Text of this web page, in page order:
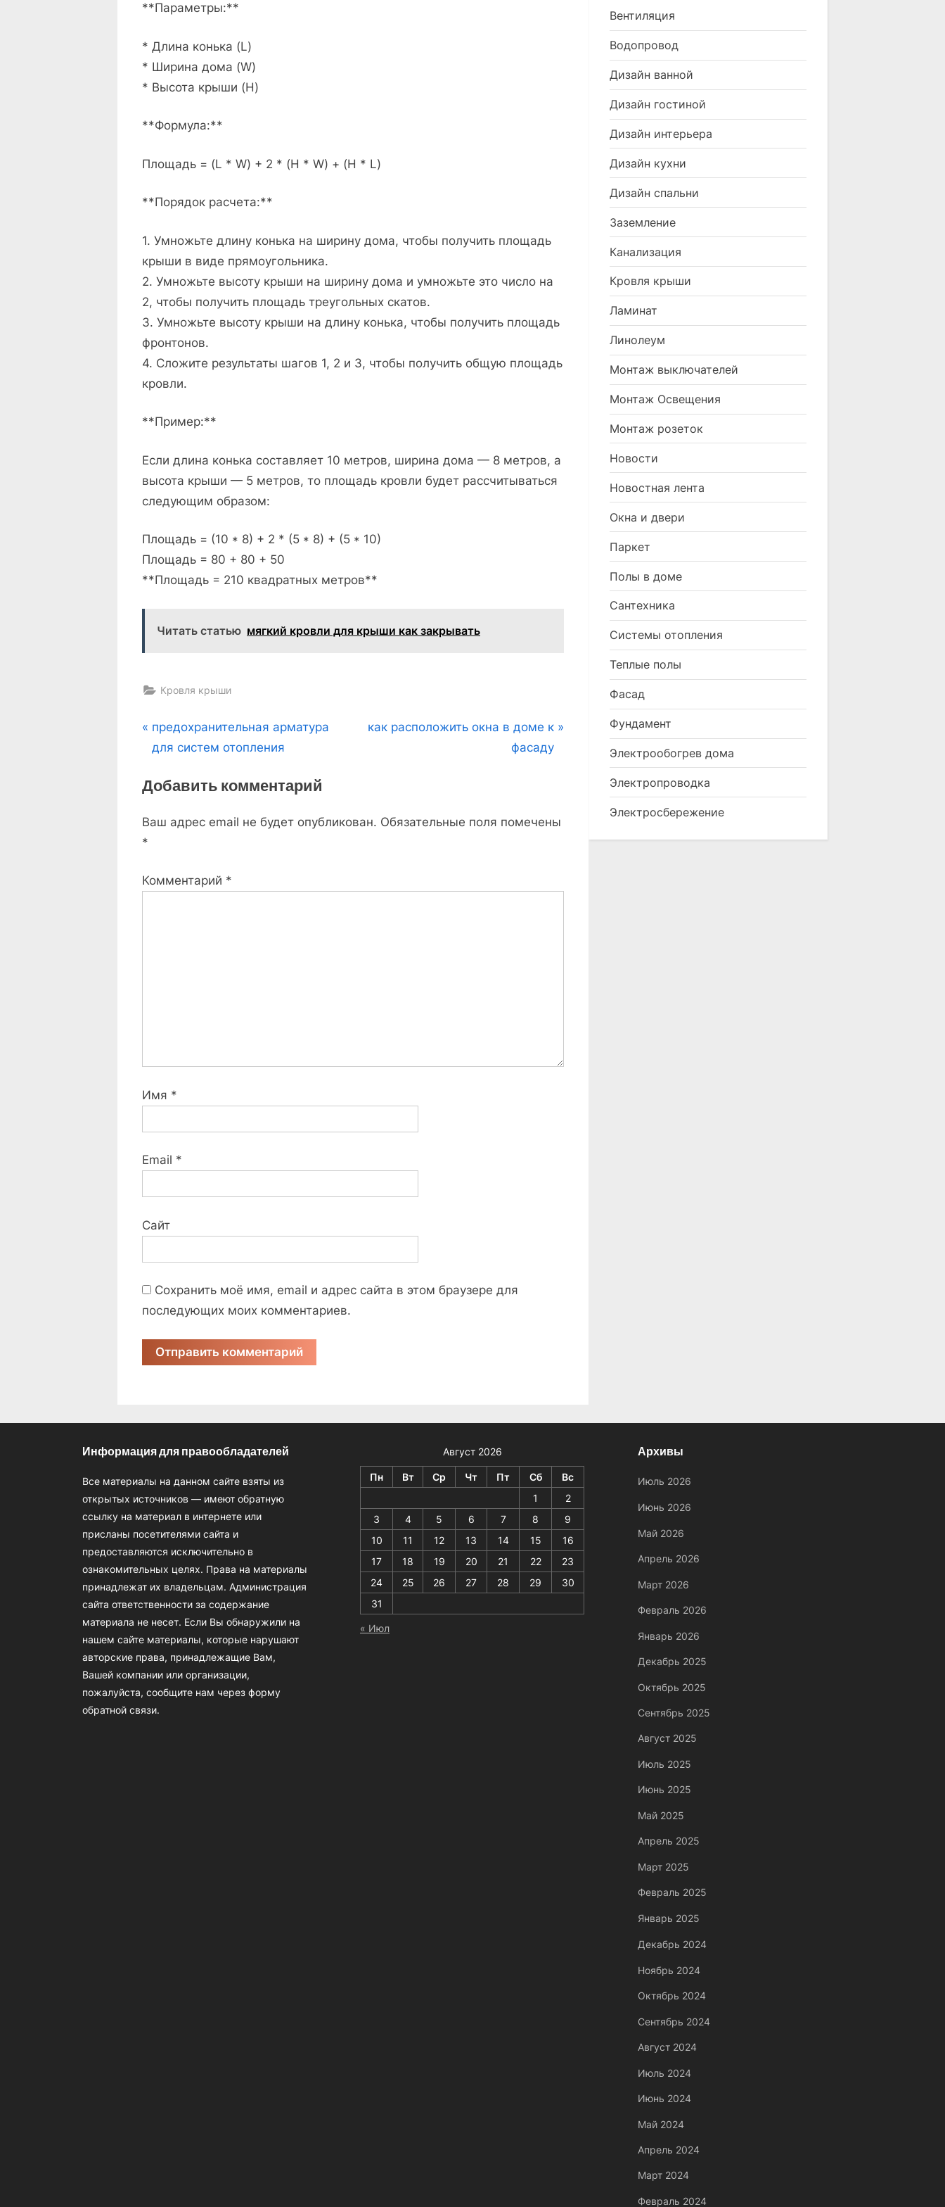
**Параметры:**
* Длина конька (L)
* Ширина дома (W)
* Высота крыши (H)
**Формула:**
Площадь = (L * W) + 2 * (H * W) + (H * L)
**Порядок расчета:**
1. Умножьте длину конька на ширину дома, чтобы получить площадь
крыши в виде прямоугольника.
2. Умножьте высоту крыши на ширину дома и умножьте это число на
2, чтобы получить площадь треугольных скатов.
3. Умножьте высоту крыши на длину конька, чтобы получить площадь
фронтонов.
4. Сложите результаты шагов 1, 2 и 3, чтобы получить общую площадь
кровли.
**Пример:**
Если длина конька составляет 10 метров, ширина дома — 8 метров, а
высота крыши — 5 метров, то площадь кровли будет рассчитываться
следующим образом:
Площадь = (10 * 8) + 2 * (5 * 8) + (5 * 10)
Площадь = 80 + 80 + 50
**Площадь = 210 квадратных метров**
Читать статью мягкий кровли для крыши как закрывать
Кровля крыши
Навигация
записям
P
r
v
o
P
предохранительная арматура
для систем отопления
N
o
:
как расположить окна в доме к
фасаду
Добавить комментарий
Ваш адрес email не будет опубликован. Обязательные поля помечены
*
Комментарий *
Имя *
Email *
Сайт
Сохранить моё имя, email и адрес сайта в этом браузере для
последующих моих комментариев.
Вентиляция
Водопровод
Дизайн ванной
Дизайн гостиной
Дизайн интерьера
Дизайн кухни
Дизайн спальни
Заземление
Канализация
Кровля крыши
Ламинат
Линолеум
Монтаж выключателей
Монтаж Освещения
Монтаж розеток
Новости
Новостная лента
Окна и двери
Паркет
Полы в доме
Сантехника
Системы отопления
Теплые полы
Фасад
Фундамент
Электрообогрев дома
Электропроводка
Электросбережение
Информация для правообладателей
Все материалы на данном сайте взяты из
открытых источников — имеют обратную
ссылку на материал в интернете или
присланы посетителями сайта и
предоставляются исключительно в
ознакомительных целях. Права на материалы
принадлежат их владельцам. Администрация
сайта ответственности за содержание
материала не несет. Если Вы обнаружили на
нашем сайте материалы, которые нарушают
авторские права, принадлежащие Вам,
Вашей компании или организации,
пожалуйста, сообщите нам через форму
обратной связи.
Август 2026
Пн Вт Ср Чт Пт Сб
Вс
1
2
3
4 5 6 7 8
9
10
11 12 13 14 15
16
17
18 19 20 21 22
23
24
25 26 27 28 29
30
31
« Июл
Архивы
Июль 2026
Июнь 2026
Май 2026
Апрель 2026
Март 2026
Февраль 2026
Январь 2026
Декабрь 2025
Октябрь 2025
Сентябрь 2025
Август 2025
Июль 2025
Июнь 2025
Май 2025
Апрель 2025
Март 2025
Февраль 2025
Январь 2025
Декабрь 2024
Ноябрь 2024
Октябрь 2024
Сентябрь 2024
Август 2024
Июль 2024
Июнь 2024
Май 2024
Апрель 2024
Март 2024
Февраль 2024